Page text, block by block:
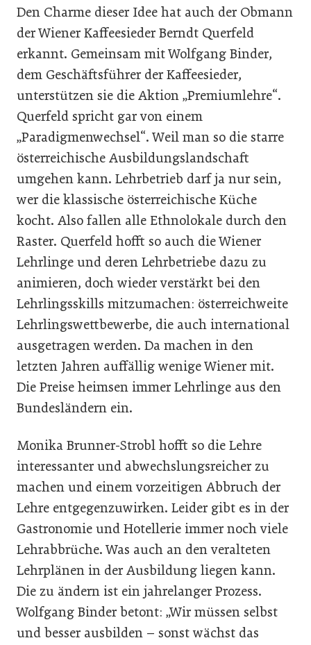
Den Charme dieser Idee hat auch der Obmann
der Wiener Kaffeesieder Berndt Querfeld
erkannt. Gemeinsam mit Wolfgang Binder,
dem Geschäftsführer der Kaffeesieder,
unterstützen sie die Aktion „Premiumlehre“.
Querfeld spricht gar von einem
„Paradigmenwechsel“. Weil man so die starre
österreichische Ausbildungslandschaft
umgehen kann. Lehrbetrieb darf ja nur sein,
wer die klassische österreichische Küche
kocht. Also fallen alle Ethnolokale durch den
Raster. Querfeld hofft so auch die Wiener
Lehrlinge und deren Lehrbetriebe dazu zu
animieren, doch wieder verstärkt bei den
Lehrlingsskills mitzumachen: österreichweite
Lehrlingswettbewerbe, die auch international
ausgetragen werden. Da machen in den
letzten Jahren auffällig wenige Wiener mit.
Die Preise heimsen immer Lehrlinge aus den
Bundesländern ein.
Monika Brunner-Strobl hofft so die Lehre
interessanter und abwechslungsreicher zu
machen und einem vorzeitigen Abbruch der
Lehre entgegenzuwirken. Leider gibt es in der
Gastronomie und Hotellerie immer noch viele
Lehrabbrüche. Was auch an den veralteten
Lehrplänen in der Ausbildung liegen kann.
Die zu ändern ist ein jahrelanger Prozess.
Wolfgang Binder betont: „Wir müssen selbst
und besser ausbilden – sonst wächst das